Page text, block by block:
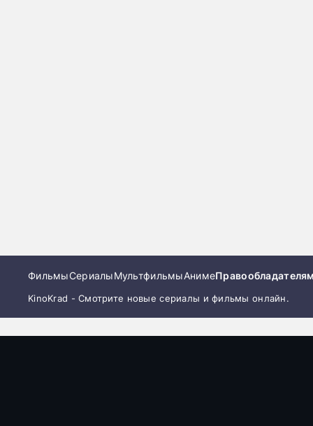
ФильмыСериалыМультфильмыАниме
KinoKrad - Смотрите новые сериалы и фильмы онлайн.